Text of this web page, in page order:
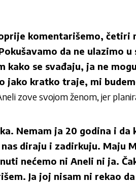
komentarišemo, četiri
da ne ulazimo u
kako se svađaju, ja ne
jako kratko traje, mi
zove svojom ženom, jer
Nemam ja 20 godina i da
diraju i zadirkuju. Maju
nećemo ni Aneli ni ja.
Ja joj nisam ni rekao